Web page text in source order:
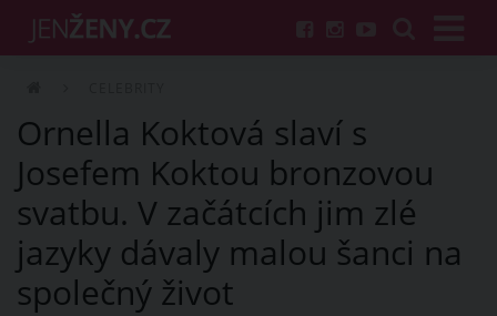
Ornella Koktová slaví s
Josefem Koktou bronzovou
svatbu. V začátcích jim zlé
jazyky dávaly malou šanci na
společný život